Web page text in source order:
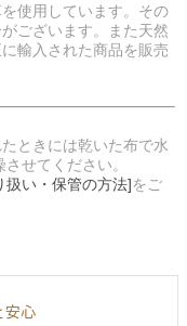
使用しています。その
ございます。また天然
輸入された商品を販売
ときには乾いた布で水
せてください。
扱い・保管の方法]をご